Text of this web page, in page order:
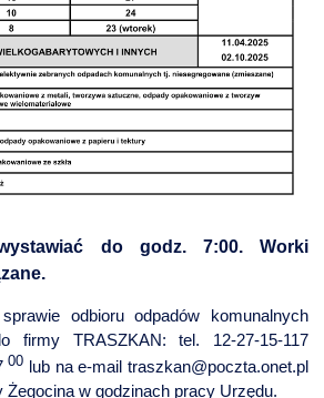
BUDYNKÓW (CEEB)
do godz. 7:00. Worki
odbioru odpadów komunalnych
firmy TRASZKAN: tel. 12-27-15-117
00 lub na e-mailtraszkan@poczta.onet.pl
Żegocina w godzinach pracy Urzędu.